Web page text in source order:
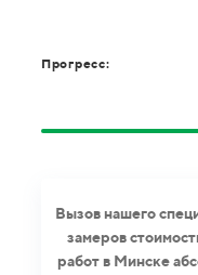
Прогресс:
Вызов нашего
замеров
работ в Минске